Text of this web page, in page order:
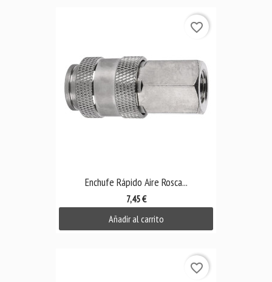
Enchufe Rápido Aire Rosca...
7,45 €
Añadir al carrito
favorite_border
favorite_border